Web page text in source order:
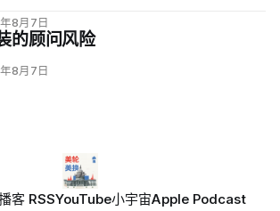
8月7日
的顾问风险
8月7日
客 RSSYouTube小宇宙Apple Podcast